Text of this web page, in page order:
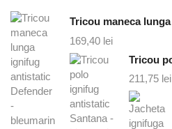
169,40 lei
211,75 lei